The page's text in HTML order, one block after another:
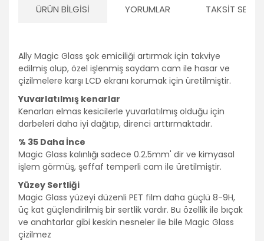
ÜRÜN BILGISI YORUMLAR TAKSIT
Ally Magic Glass şok emiciliği artırmak için takviye
edilmiş olup, özel işlenmiş saydam cam ile hasar ve
çizilmelere karşı LCD ekranı korumak için üretilmiştir.
Yuvarlatılmış kenarlar
Kenarları elmas kesicilerle yuvarlatılmış olduğu için
darbeleri daha iyi dağıtıp, direnci arttırmaktadır.
% 35 Daha İnce
Magic Glass kalınlığı sadece 0.2.5mm' dir ve kimyasal
işlem görmüş, şeffaf temperli cam ile üretilmiştir.
Yüzey Sertliği
Magic Glass yüzeyi düzenli PET film daha güçlü 8-9H,
üç kat güçlendirilmiş bir sertlik vardır. Bu özellik ile bıçak
ve anahtarlar gibi keskin nesneler ile bile Magic Glass
çizilmez